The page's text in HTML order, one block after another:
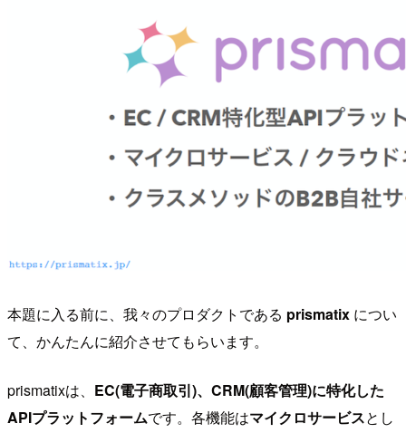
本題に入る前に、我々のプロダクトである prismatix につい
て、かんたんに紹介させてもらいます。
prismatixは、 EC(電子商取引)、CRM(顧客管理)に特化した
APIプラットフォームです。各機能はマイクロサービスとし